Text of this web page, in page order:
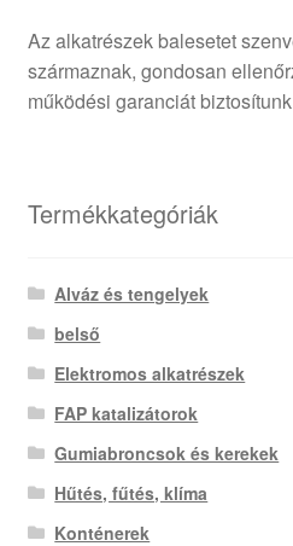
Az alkatrészek balesetet
származnak, gondosan
működési garanciát
Termékkategóriák
Alváz és tengelyek
belső
Elektromos alkatrészek
FAP katalizátorok
Gumiabroncsok és kerekek
Hűtés, fűtés, klíma
Konténerek